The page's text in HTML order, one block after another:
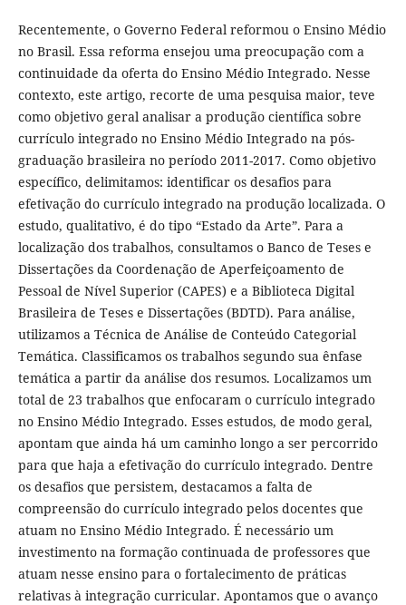
Recentemente, o Governo Federal reformou o Ensino Médio
no Brasil. Essa reforma ensejou uma preocupação com a
continuidade da oferta do Ensino Médio Integrado. Nesse
contexto, este artigo, recorte de uma pesquisa maior, teve
como objetivo geral analisar a produção científica sobre
currículo integrado no Ensino Médio Integrado na pós-
graduação brasileira no período 2011-2017. Como objetivo
específico, delimitamos: identificar os desafios para
efetivação do currículo integrado na produção localizada. O
estudo, qualitativo, é do tipo “Estado da Arte”. Para a
localização dos trabalhos, consultamos o Banco de Teses e
Dissertações da Coordenação de Aperfeiçoamento de
Pessoal de Nível Superior (CAPES) e a Biblioteca Digital
Brasileira de Teses e Dissertações (BDTD). Para análise,
utilizamos a Técnica de Análise de Conteúdo Categorial
Temática. Classificamos os trabalhos segundo sua ênfase
temática a partir da análise dos resumos. Localizamos um
total de 23 trabalhos que enfocaram o currículo integrado
no Ensino Médio Integrado. Esses estudos, de modo geral,
apontam que ainda há um caminho longo a ser percorrido
para que haja a efetivação do currículo integrado. Dentre
os desafios que persistem, destacamos a falta de
compreensão do currículo integrado pelos docentes que
atuam no Ensino Médio Integrado. É necessário um
investimento na formação continuada de professores que
atuam nesse ensino para o fortalecimento de práticas
relativas à integração curricular. Apontamos que o avanço